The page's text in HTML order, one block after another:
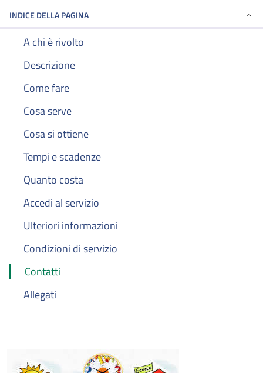
INDICE DELLA PAGINA
A chi è rivolto
Descrizione
Come fare
Cosa serve
Cosa si ottiene
Tempi e scadenze
Quanto costa
Accedi al servizio
Ulteriori informazioni
Condizioni di servizio
Contatti
Allegati